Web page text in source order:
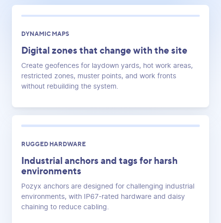
DYNAMIC MAPS
Digital zones that change with the site
Create geofences for laydown yards, hot work areas,
restricted zones, muster points, and work fronts
without rebuilding the system.
RUGGED HARDWARE
Industrial anchors and tags for harsh
environments
Pozyx anchors are designed for challenging industrial
environments, with IP67-rated hardware and daisy
chaining to reduce cabling.